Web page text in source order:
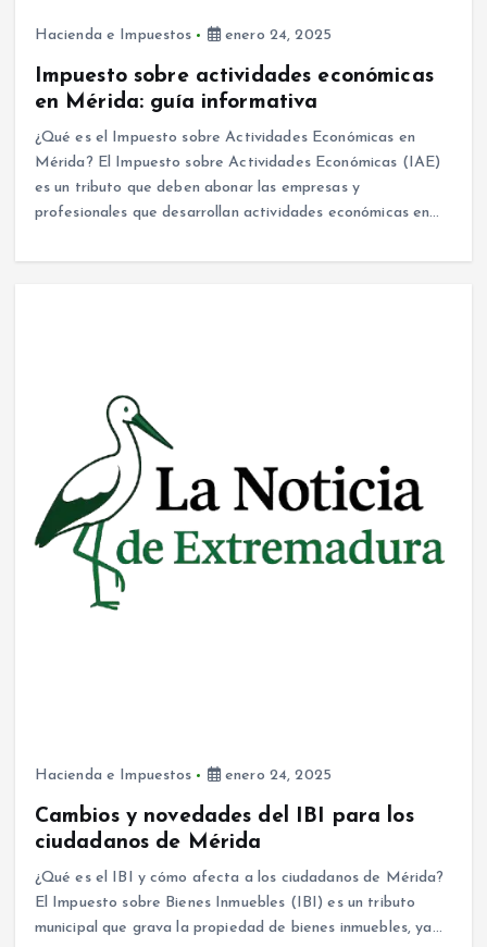
Hacienda e Impuestos enero 24, 2025
Impuesto sobre actividades económicas
en Mérida: guía informativa
¿Qué es el Impuesto sobre Actividades Económicas en
Mérida? El Impuesto sobre Actividades Económicas (IAE)
es un tributo que deben abonar las empresas y
profesionales que desarrollan actividades económicas en…
Hacienda e Impuestos enero 24, 2025
Cambios y novedades del IBI para los
ciudadanos de Mérida
¿Qué es el IBI y cómo afecta a los ciudadanos de Mérida?
El Impuesto sobre Bienes Inmuebles (IBI) es un tributo
municipal que grava la propiedad de bienes inmuebles, ya…